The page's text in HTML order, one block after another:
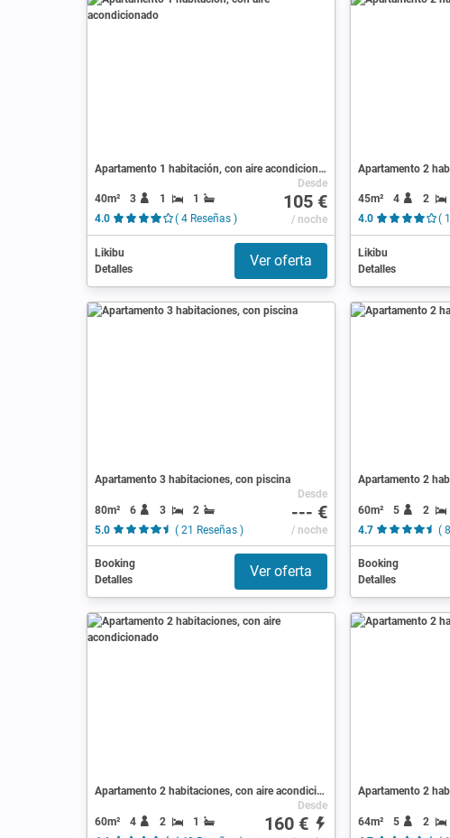
Apartamento 1 habitación, con aire acondicionado
40m² 3 1
1
4.0
( 4 Reseñas )
Desde
105 €
/ noche
Likibu
Detalles
Ver oferta
Apartamento 2
45m² 4 2
4.0
(
Likibu
Detalles
Apartamento 3 habitaciones, con piscina
80m² 6 3
2
5.0
( 21 Reseñas )
Desde
--- €
/ noche
Booking
Detalles
Ver oferta
Apartamento 2
60m² 5 2
4.7
(
Booking
Detalles
Apartamento 2 habitaciones, con aire acondicionado
60m² 4 2
1
Desde
160 €
Apartamento 2
64m² 5 2